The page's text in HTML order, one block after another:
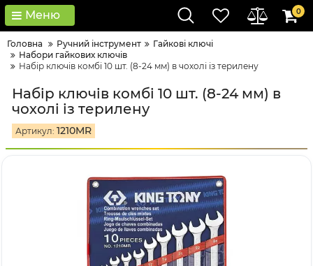
Меню 0
Головна Ручний інструмент
Гайкові ключі
Набори гайкових ключів
Набір ключів комбі 10 шт. (8-24 мм) в чохолі із терилену
Набір ключів комбі 10 шт. (8-24 мм) в
чохолі із терилену
Артикул: 1210MR